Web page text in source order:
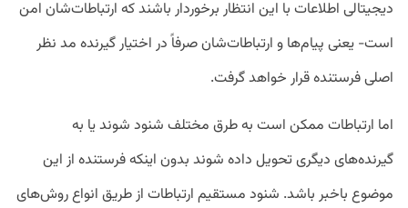
دیجیتالی اطلاعات با این انتظار برخوردار باشند که ارتباطات‌شان امن
است- یعنی پیام‌ها و ارتباطات‌شان صرفاً در اختیار گیرنده مد نظر
اصلی فرستنده قرار خواهد گرفت.
اما ارتباطات ممکن است به طرق مختلف شنود شوند یا به
گیرنده‌های دیگری تحویل داده شوند بدون اینکه فرستنده از این
موضوع باخبر باشد. شنود مستقیم ارتباطات از طریق انواع روش‌های